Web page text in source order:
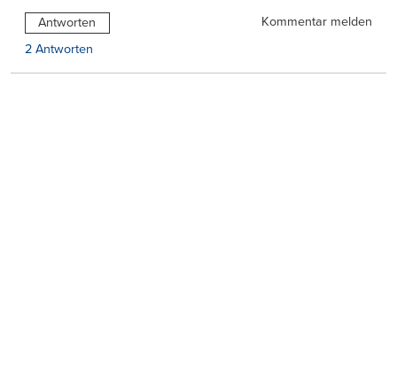
Antworten
Kommentar melden
2 Antworten